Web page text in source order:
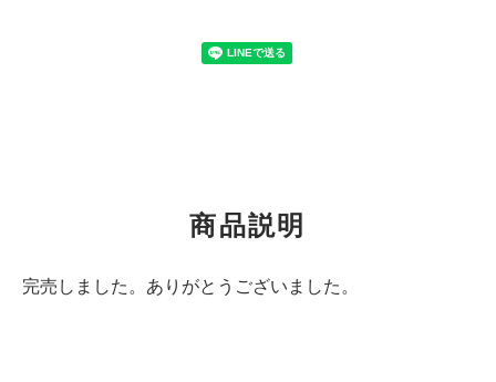
商品説明
完売しました。ありがとうございました。